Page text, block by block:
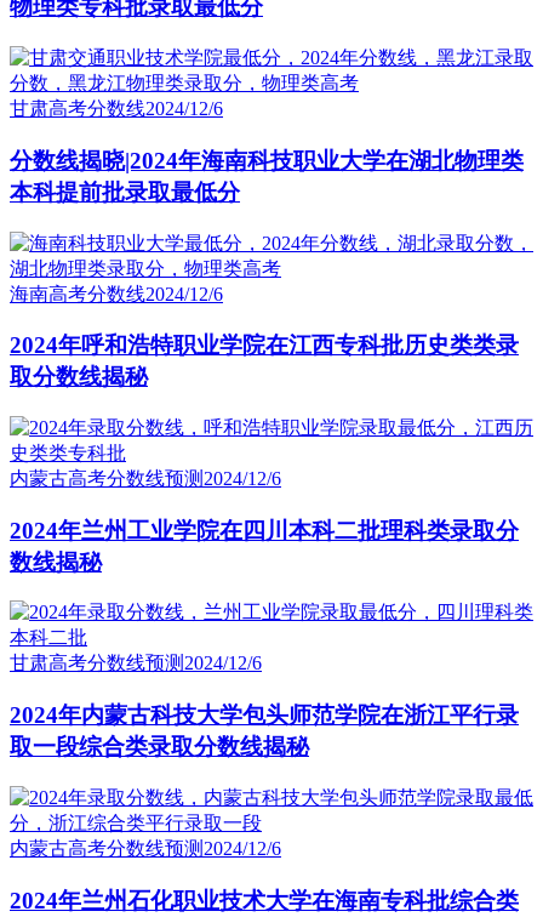
物理类专科批录取最低分
甘肃高考分数线2024/12/6
分数线揭晓|2024年海南科技职业大学在湖北物理类
本科提前批录取最低分
海南高考分数线2024/12/6
2024年呼和浩特职业学院在江西专科批历史类类录
取分数线揭秘
内蒙古高考分数线预测 2024/12/6
2024年兰州工业学院在四川本科二批理科类录取分
数线揭秘
甘肃高考分数线预测 2024/12/6
2024年内蒙古科技大学包头师范学院在浙江平行录
取一段综合类录取分数线揭秘
内蒙古高考分数线预测 2024/12/6
2024年兰州石化职业技术大学在海南专科批综合类